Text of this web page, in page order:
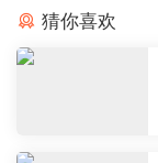
猜你喜欢